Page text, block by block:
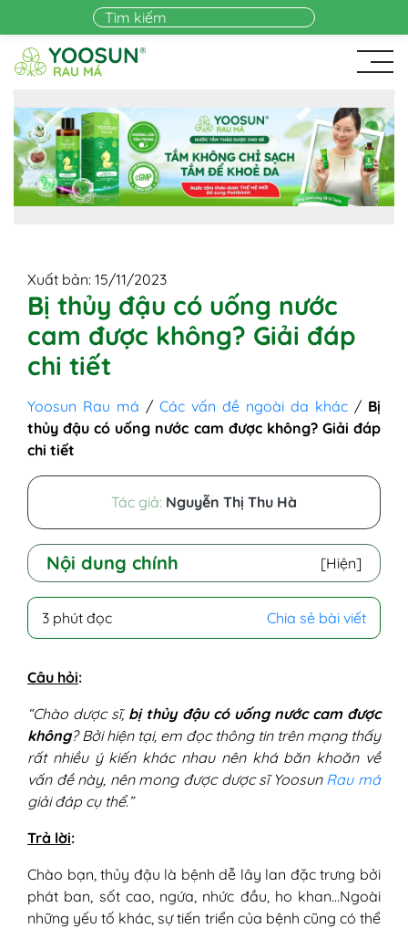
Skip to main content
Xuất bản: 15/11/2023
Bị thủy đậu có uống nước
cam được không? Giải đáp
chi tiết
Yoosun Rau má / Các vấn đề ngoài da khác / Bị
thủy đậu có uống nước cam được không? Giải đáp
chi tiết
Tác giả: Nguyễn Thị Thu Hà
Nội dung chính [Hiện]
không?
bị thủy đậu?
khỏi
3 phút đọc Chia sẻ bài viết
Câu hỏi:
“Chào dược sĩ, bị thủy đậu có uống nước cam được
không? Bởi hiện tại, em đọc thông tin trên mạng thấy
rất nhiều ý kiến khác nhau nên khá băn khoăn về
vấn đề này, nên mong được dược sĩ Yoosun Rau má
giải đáp cụ thể.”
Trả lời:
Chào bạn, thủy đậu là bệnh dễ lây lan đặc trưng bởi
phát ban, sốt cao, ngứa, nhức đầu, ho khan…Ngoài
những yếu tố khác, sự tiến triển của bệnh cũng có thể